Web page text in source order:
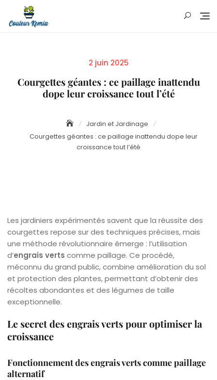
content
Posted
2 juin 2025
Courgettes géantes : ce paillage inattendu
dope leur croissance tout l’été
Jardin et Jardinage
Courgettes géantes : ce paillage inattendu dope leur
croissance tout l’été
Les jardiniers expérimentés savent que la réussite des
courgettes repose sur des techniques précises, mais
une méthode révolutionnaire émerge : l’utilisation
d’engrais verts comme paillage. Ce procédé,
méconnu du grand public, combine amélioration du sol
et protection des plantes, permettant d’obtenir des
récoltes abondantes et des légumes de taille
exceptionnelle.
Le secret des engrais verts pour optimiser la
croissance
Fonctionnement des engrais verts comme paillage
alternatif